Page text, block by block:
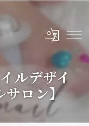
ルデザイ
サロン】